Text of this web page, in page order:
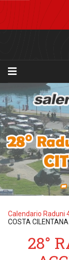
Calendario Raduni
COSTA CILENTANA
28°